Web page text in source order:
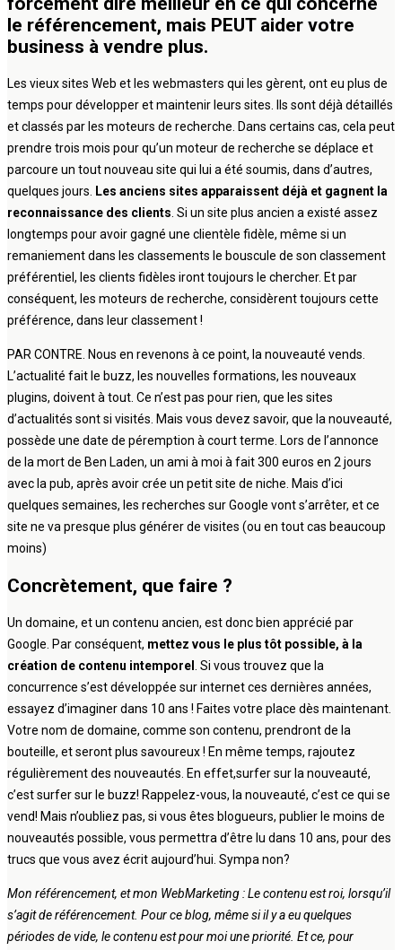
le référencement, mais PEUT aider votre
business à vendre plus.
Les vieux sites Web et les webmasters qui les gèrent, ont eu plus de
temps pour développer et maintenir leurs sites. Ils sont déjà détaillés
et classés par les moteurs de recherche. Dans certains cas, cela peut
prendre trois mois pour qu’un moteur de recherche se déplace et
parcoure un tout nouveau site qui lui a été soumis, dans d’autres,
quelques jours.
Les anciens sites apparaissent déjà et gagnent la
reconnaissance des clients . Si un site plus ancien a existé assez
longtemps pour avoir gagné une clientèle fidèle, même si un
remaniement dans les classements le bouscule de son classement
préférentiel, les clients fidèles iront toujours le chercher. Et par
conséquent, les moteurs de recherche, considèrent toujours cette
préférence, dans leur classement !
PAR CONTRE. Nous en revenons à ce point, la nouveauté vends.
L’actualité fait le buzz, les nouvelles formations, les nouveaux
plugins, doivent à tout. Ce n’est pas pour rien, que les sites
d’actualités sont si visités. Mais vous devez savoir, que la nouveauté,
possède une date de péremption à court terme. Lors de l’annonce
de la mort de Ben Laden, un ami à moi à fait 300 euros en 2 jours
avec la pub, après avoir crée un petit site de niche. Mais d’ici
quelques semaines, les recherches sur Google vont s’arrêter, et ce
site ne va presque plus générer de visites (ou en tout cas beaucoup
moins)
Concrètement, que faire ?
Un domaine, et un contenu ancien, est donc bien apprécié par
Google. Par conséquent, mettez vous le plus tôt possible, à la
création de contenu intemporel
. Si vous trouvez que la
concurrence s’est développée sur internet ces dernières années,
essayez d’imaginer dans 10 ans ! Faites votre place dès maintenant.
Votre nom de domaine, comme son contenu, prendront de la
bouteille, et seront plus savoureux ! En même temps, rajoutez
régulièrement des nouveautés. En effet,surfer sur la nouveauté,
c’est surfer sur le buzz! Rappelez-vous, la nouveauté, c’est ce qui se
vend! Mais n’oubliez pas, si vous êtes blogueurs, publier le moins de
nouveautés possible, vous permettra d’être lu dans 10 ans, pour des
trucs que vous avez écrit aujourd’hui. Sympa non?
Mon référencement, et mon WebMarketing : Le contenu est roi, lorsqu’il
s’agit de référencement. Pour ce blog, même si il y a eu quelques
périodes de vide, le contenu est pour moi une priorité. Et ce, pour